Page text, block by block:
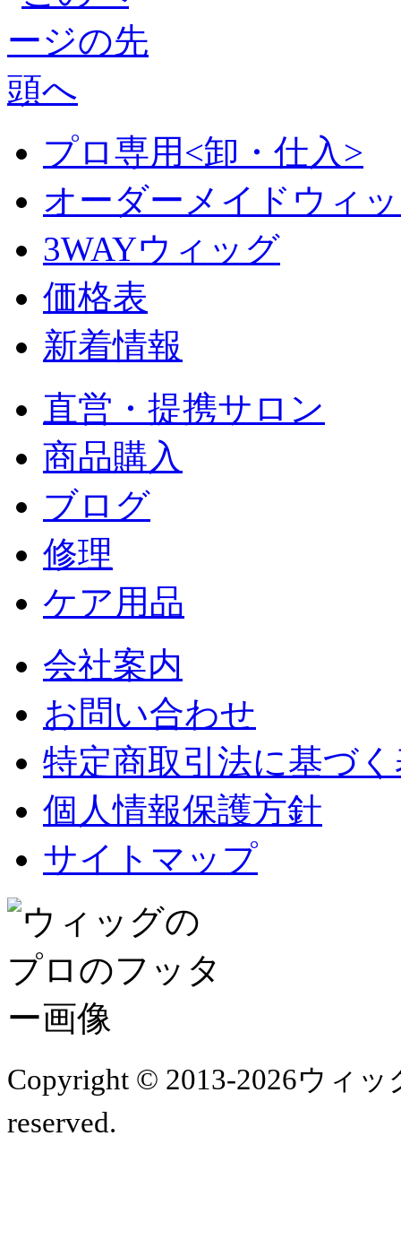
プロ専用<卸・仕入>
オーダーメイドウィ
3WAYウィッグ
価格表
新着情報
直営・提携サロン
商品購入
ブログ
修理
ケア用品
会社案内
お問い合わせ
特定商取引法に基づ
個人情報保護方針
サイトマップ
Copyright © 2013-2026ウィ
reserved.